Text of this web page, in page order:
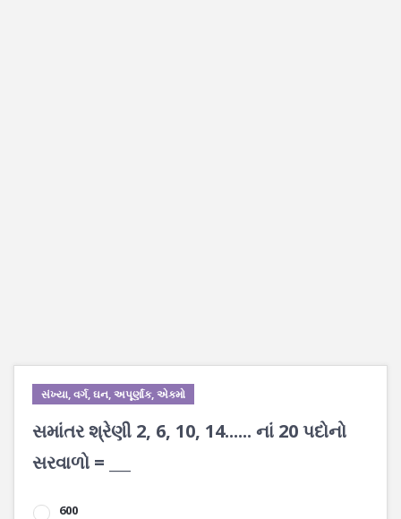
સંખ્યા, વર્ગ, ઘન, અપૂર્ણાંક, એકમો
સમાંતર શ્રેણી 2, 6, 10, 14...... નાં 20 પદોનો
સરવાળો = ___
600